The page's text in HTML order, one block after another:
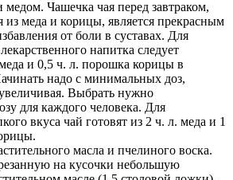
медом. Чашечка чая перед завтраком,
из меда и корицы, является прекрасным
от боли в суставах. Для
напитка следует
и 0,5 ч. л. порошка корицы в
надо с минимальных доз,
Выбрать нужно
для каждого человека. Для
вкуса чай готовят из 2 ч. л. меда и 1
масла и пчелиного воска.
на кусочки небольшую